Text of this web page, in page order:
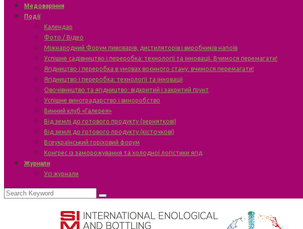
Медоваріння
Події
Календар
Фото / Відео
Міжнародний Форум пивоварів, дистиляторів і виробників напоїв
Успішне садівництво і переробка: технології та інновації. Вчимося перемагати!
Ягідництво і переробка в умовах воєнного стану: вчимося перемагати!
Ягідництво і переробка: технології та інновації
Овочівництво та ягідництво: відкритий і закритий ґрунт
Успішне виноградарство і виноробство
Винний клуб «Галерея»
Від землі до готового продукту (зерняткові)
Від землі до готового продукту (кісточкові)
Всеукраїнський горіховий форум
Конгрес із заморожування та холодної логістики ягід
Журнали
Усі журнали